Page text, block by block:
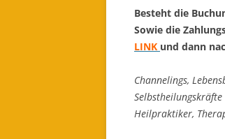
Besteht die
Sowie die
LINK und dann
Channelings,
Heilpraktiker,